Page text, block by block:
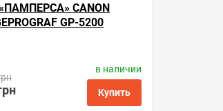
CANON
GP-5200
в наличии
Купить
Apex Microelectronics
Код товара:
cc.mc-31